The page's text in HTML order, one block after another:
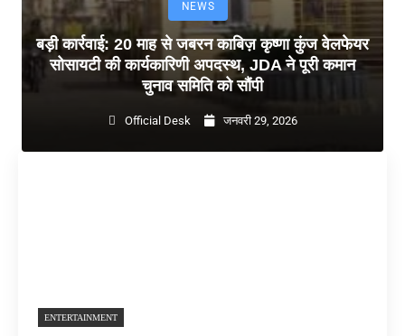
NEWS
बड़ी कार्रवाई: 20 माह से जबरन काबिज़ कृष्णा कुंज वेलफेयर
सोसायटी की कार्यकारिणी अपदस्थ, JDA ने पूरी कमान
चुनाव समिति को सौंपी
Official Desk जनवरी 29, 2026
ENTERTAINMENT